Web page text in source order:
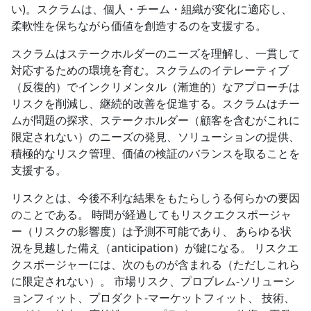
い)。スクラムは、個人・チーム・組織が変化に適応し、
柔軟性を保ちながら価値を創造するのを支援する。
スクラムはステークホルダーのニーズを理解し、一貫して
対応するための環境を育む。スクラムのイテレーティブ
（反復的）でインクリメンタル（漸進的）なアプローチは
リスクを削減し、継続的改善を促進する。スクラムはチー
ムが問題の探求、ステークホルダー（顧客を含むがこれに
限定されない）のニーズの発見、ソリューションの提供、
積極的なリスク管理、価値の検証のバランスを取ることを
支援する。
リスクとは、今後不利な結果をもたらしうる何らかの要因
のことである。 時間が経過してもリスクエクスポージャ
ー（リスクの影響度）は予測不可能であり、 あらゆる状
況を見越した備え（anticipation）が鍵になる。 リスクエ
クスポージャーには、次のものが含まれる（ただしこれら
に限定されない）。 市場リスク、プロブレム-ソリューシ
ョンフィット、プロダクト-マーケットフィット、 技術、